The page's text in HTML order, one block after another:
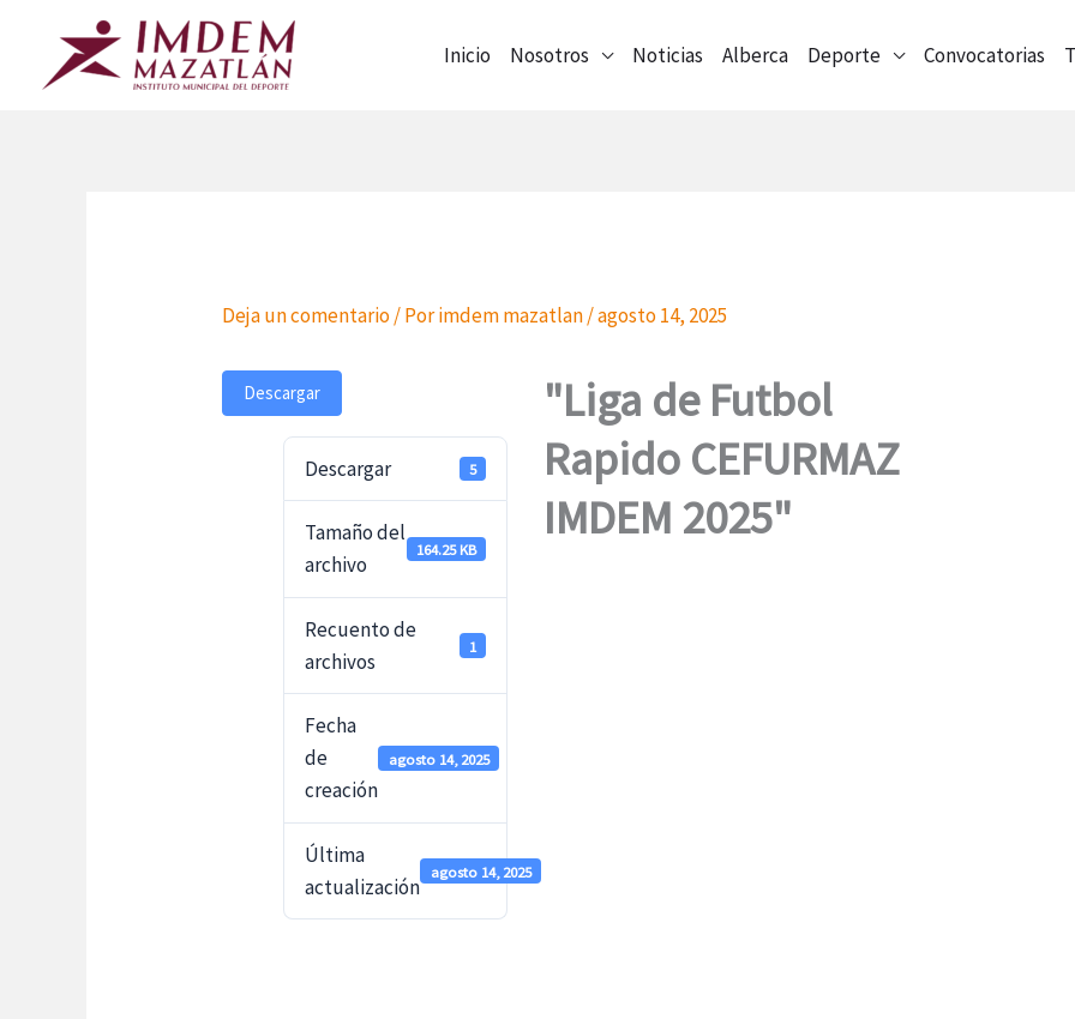
contenido
Inicio Nosotros Noticias Alberca Deporte Convocatorias
Deja un comentario/ Porimdem mazatlan/agosto 14, 2025
Descargar
Descargar 5
Tamaño del
archivo
164.25 KB
Recuento de
archivos
1
Fecha
de
creación
agosto 14, 2025
Última
actualización
agosto 14, 2025
"Liga de Futbol
Rapido CEFURMAZ
IMDEM 2025"